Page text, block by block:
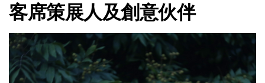
客席策展人及創意伙伴